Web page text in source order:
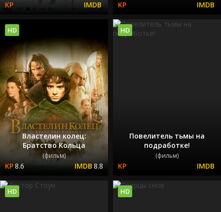
Властелин колец:
Братство Кольца
(фильм)
8.6 8.8
HD
Повелитель тьмы на
подработке!
(фильм)
HD
HD HD